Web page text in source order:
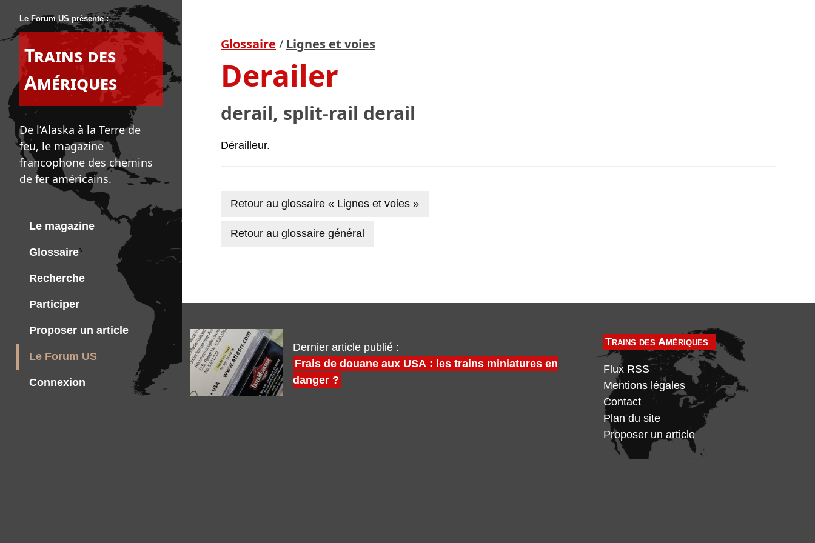
Le Forum US présente :
Trains des
Amériques
De l’Alaska à la Terre de
feu, le magazine
francophone des chemins
de fer américains.
Le magazine
Glossaire
Recherche
Participer
Proposer un article
Le Forum US
Connexion
Glossaire / Lignes et voies
Derailer
derail, split-rail derail
Dérailleur.
Retour au glossaire « Lignes et voies »
Retour au glossaire général
Dernier article publié :
Frais de douane aux USA : les trains miniatures en
danger ?
Trains des Amériques
Flux RSS
Mentions légales
Contact
Plan du site
Proposer un article